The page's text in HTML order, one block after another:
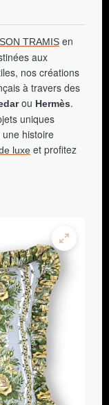
TRAMIS en
aux
nos créations
à travers des
ou Hermès.
uniques
histoire
luxe et profitez